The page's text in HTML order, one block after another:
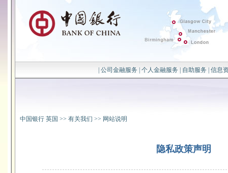
公司金融服务 个人金融服务 自助服务 信息
中国银行 英国 >> 有关我们 >> 网站说明
隐私政策声明